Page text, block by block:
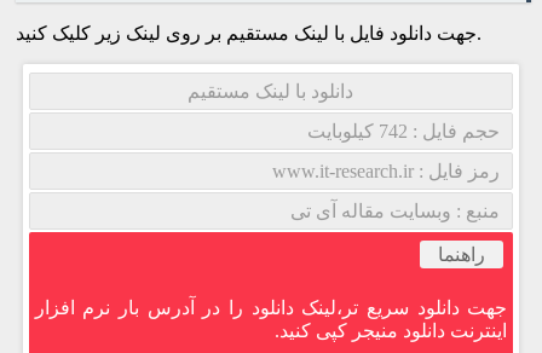
جهت دانلود فایل با لینک مستقیم بر روی لینک زیر کلیک کنید.
دانلود با لینک مستقیم
حجم فایل : 742 کیلوبایت
رمز فایل : www.it-research.ir
منبع : وبسایت مقاله آی تی
راهنما
جهت دانلود سریع تر،لینک دانلود را در آدرس بار نرم افزار
اینترنت دانلود منیجر کپی کنید.